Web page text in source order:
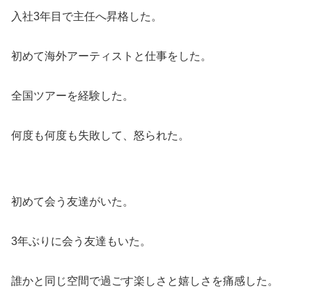
入社3年目で主任へ昇格した。
初めて海外アーティストと仕事をした。
全国ツアーを経験した。
何度も何度も失敗して、怒られた。
初めて会う友達がいた。
3年ぶりに会う友達もいた。
誰かと同じ空間で過ごす楽しさと嬉しさを痛感した。